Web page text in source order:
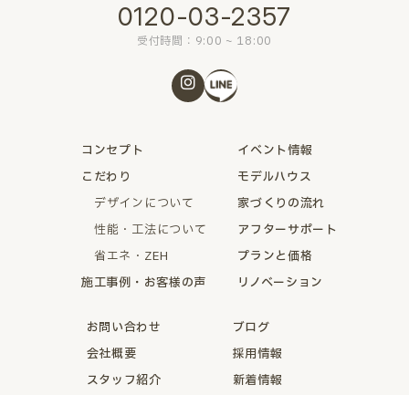
0120-03-2357
受付時間：9:00 ~ 18:00
コンセプト
こだわり
デザインについて
性能・工法について
省エネ・ZEH
施工事例・お客様の声
イベント情報
モデルハウス
家づくりの流れ
アフターサポート
プランと価格
リノベーション
お問い合わせ
会社概要
スタッフ紹介
ブログ
採用情報
新着情報